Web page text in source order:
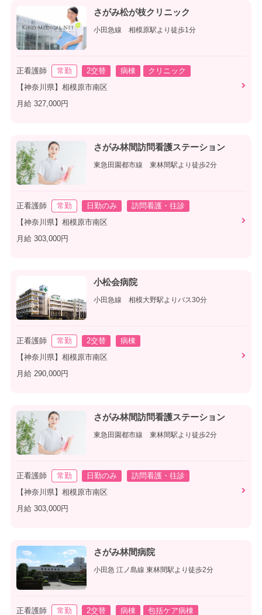
さがみ松が枝クリニック
小田急線 相模原駅より徒歩1分
正看護師 常勤 2交替 病棟
クリニック
【神奈川県】相模原市南区
月給 327,000円
さがみ林間訪問看護ステーション
東急田園都市線 東林間駅より徒歩2分
正看護師 常勤 日勤のみ
訪問看護・往診
【神奈川県】相模原市南区
月給 303,000円
小松会病院
小田急線 相模大野駅よりバス30分
正看護師 常勤 2交替
病棟
【神奈川県】相模原市南区
月給 290,000円
さがみ林間訪問看護ステーション
東急田園都市線 東林間駅より徒歩2分
正看護師 常勤 日勤のみ
訪問看護・往診
【神奈川県】相模原市南区
月給 303,000円
さがみ林間病院
小田急 江ノ島線 東林間駅より徒歩2分
正看護師 常勤 2交替 病棟 包括ケア病棟